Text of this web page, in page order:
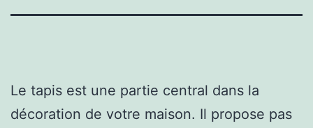
Le tapis est une partie central dans la
décoration de votre maison. Il propose pas